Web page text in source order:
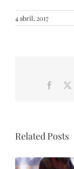
4 abril, 2017
Related Posts